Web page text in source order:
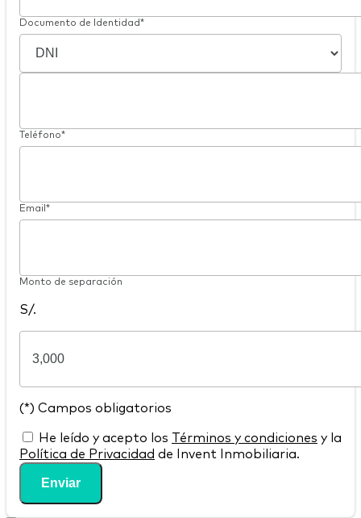
Documento de Identidad*
Teléfono*
Email*
Monto de separación
S/.
(*) Campos obligatorios
He leído y acepto los Términos y condiciones y la
Política de Privacidad de Invent Inmobiliaria.
Enviar